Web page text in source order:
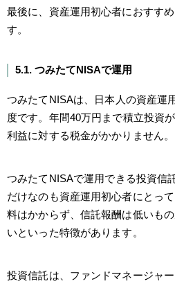
最後に、資産運用初心者におすす
す。
5.1. つみたてNISAで運用
つみたてNISAは、日本人の資産運
度です。年間40万円まで積立投資
利益に対する税金がかかりません。
つみたてNISAで運用できる投資信
だけなのも資産運用初心者にとっ
料はかからず、信託報酬は低いも
いといった特徴があります。
投資信託は、ファンドマネージャ